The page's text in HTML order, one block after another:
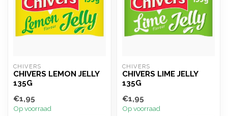
CHIVERS
CHIVERS LEMON JELLY
135G
€1,95
Op voorraad
CHIVERS
CHIVERS LIME JELLY
135G
€1,95
Op voorraad